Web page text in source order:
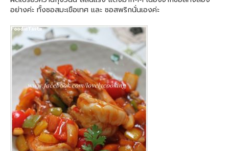
อย่างค่ะ ทั้งซอสมะเขือเทศ และ ซอสพริกนั่นเองค่ะ